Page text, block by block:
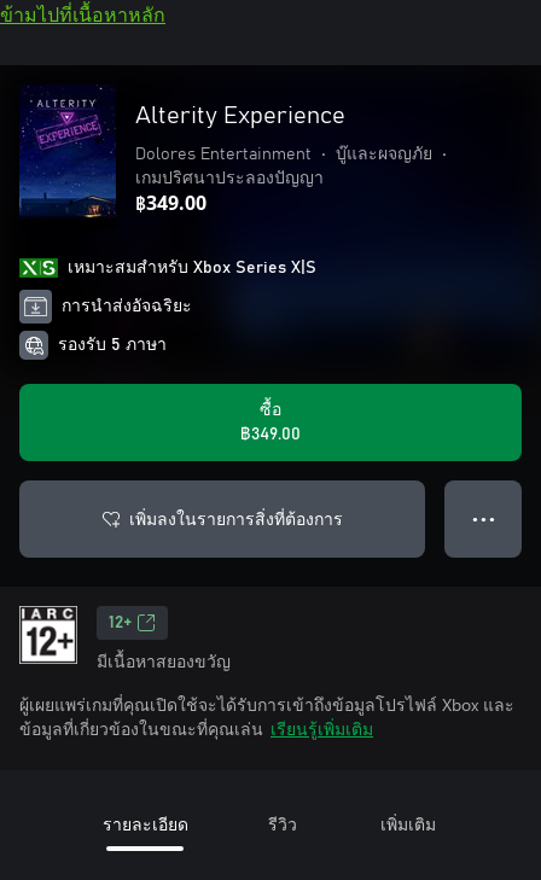
ข้ามไปที่เนื้อหาหลัก
Alterity Experience
Dolores Entertainment • บู๊และผจญภัย
•
เกมปริศนาประลองปัญญา
฿349.00
เหมาะสมสําหรับ Xbox Series X|S
การนำส่งอัจฉริยะ
รองรับ 5 ภาษา
ซื้อ
฿349.00
เพิ่มลงในรายการสิ่งที่ต้องการ ● ● ●
12+
มีเนื้อหาสยองขวัญ
ผู้เผยแพร่เกมที่คุณเปิดใช้จะได้รับการเข้าถึงข้อมูลโปรไฟล์ Xbox และ
ข้อมูลที่เกี่ยวข้องในขณะที่คุณเล่น เรียนรู้เพิ่มเติม
รายละเอียด รีวิว เพิ่มเติม